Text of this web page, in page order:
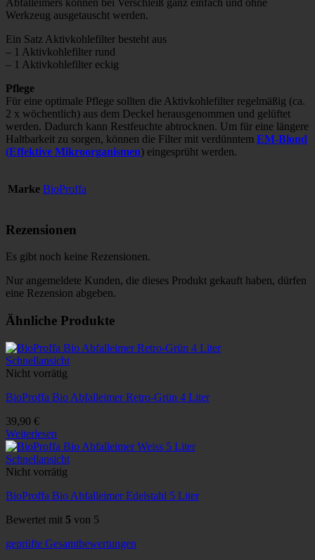
Werkzeug ausgetauscht werden.
Ein Satz Aktivkohlefilter besteht aus
– 1 Aktivkohlefilter rund
– 1 Aktivkohlefilter eckig
Pflege
Für eine optimale Pflege sollten die Aktivkohlefilter regelmäßig (ca.
2 x wöchentlich) aus dem Deckel herausgenommen und gelüftet
werden. Dadurch kann Restfeuchte abtrocknen. Um für eine längere
Haltbarkeit zu sorgen, können die Filter mit verdünntem EM-Blond
(Effektive Mikroorganismen) eingesprüht werden.
Marke BioProffa
Rezensionen
Es gibt noch keine Rezensionen.
Nur angemeldete Kunden, die dieses Produkt gekauft haben, dürfen
eine Rezension abgeben.
Ähnliche Produkte
Schnellansicht
Nicht vorrätig
BioProffa Bio Abfalleimer Retro-Grün 4 Liter
39,90 €
Weiterlesen
Schnellansicht
Nicht vorrätig
BioProffa Bio Abfalleimer Edelstahl 5 Liter
Bewertet mit 5 von 5
geprüfte Gesamtbewertungen